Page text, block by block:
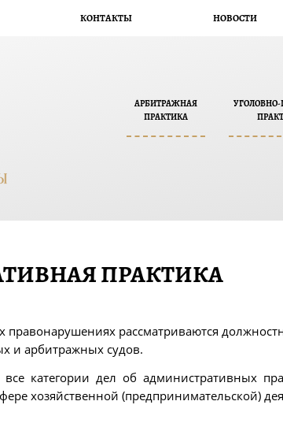
КОНТАКТЫ НОВОСТИ
АРБИТРАЖНАЯ
ПРАКТИКА
ПРАКТИКА
правонарушениях рассматриваются
и арбитражных судов.
все категории дел об административных
хозяйственной (предпринимательской)